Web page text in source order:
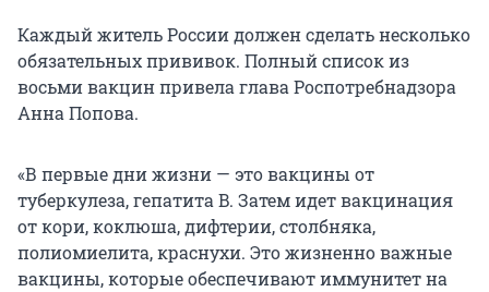
Каждый житель России должен сделать несколько
обязательных прививок. Полный список из
восьми вакцин привела глава Роспотребнадзора
Анна Попова.
«В первые дни жизни — это вакцины от
туберкулеза, гепатита B. Затем идет вакцинация
от кори, коклюша, дифтерии, столбняка,
полиомиелита, краснухи. Это жизненно важные
вакцины, которые обеспечивают иммунитет на